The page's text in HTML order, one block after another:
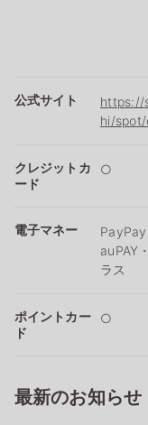
公式サイト
https://
hi/spot/
クレジットカ
ード
○
電子マネー
auPAY
ラス
ポイントカー
ド
○
最新のお知らせ